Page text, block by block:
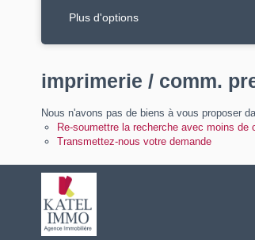
Plus d'options
imprimerie / comm.
Nous n'avons pas de biens à vous proposer
Re-soumettre la recherche avec moins de
Transmettez-nous votre demande